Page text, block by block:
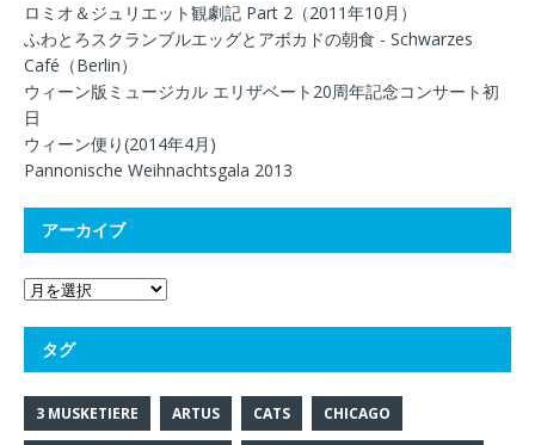
ロミオ＆ジュリエット観劇記 Part 2（2011年10月）
ふわとろスクランブルエッグとアボカドの朝食 - Schwarzes
Café（Berlin）
ウィーン版ミュージカル エリザベート20周年記念コンサート初
日
ウィーン便り(2014年4月)
Pannonische Weihnachtsgala 2013
アーカイブ
タグ
3 MUSKETIERE ARTUS CATS CHICAGO